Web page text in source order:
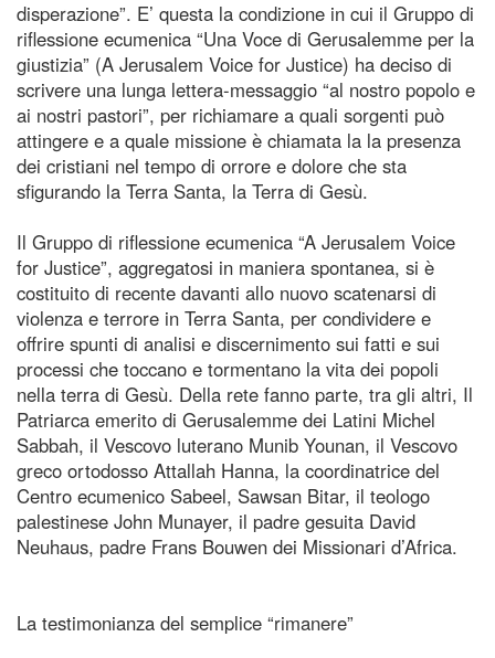
disperazione”. E’ questa la condizione in cui il Gruppo di
riflessione ecumenica “Una Voce di Gerusalemme per la
giustizia” (A Jerusalem Voice for Justice) ha deciso di
scrivere una lunga lettera-messaggio “al nostro popolo e
ai nostri pastori”, per richiamare a quali sorgenti può
attingere e a quale missione è chiamata la la presenza
dei cristiani nel tempo di orrore e dolore che sta
sfigurando la Terra Santa, la Terra di Gesù.
Il Gruppo di riflessione ecumenica “A Jerusalem Voice
for Justice”, aggregatosi in maniera spontanea, si è
costituito di recente davanti allo nuovo scatenarsi di
violenza e terrore in Terra Santa, per condividere e
offrire spunti di analisi e discernimento sui fatti e sui
processi che toccano e tormentano la vita dei popoli
nella terra di Gesù. Della rete fanno parte, tra gli altri, Il
Patriarca emerito di Gerusalemme dei Latini Michel
Sabbah, il Vescovo luterano Munib Younan, il Vescovo
greco ortodosso Attallah Hanna, la coordinatrice del
Centro ecumenico Sabeel, Sawsan Bitar, il teologo
palestinese John Munayer, il padre gesuita David
Neuhaus, padre Frans Bouwen dei Missionari d’Africa.
La testimonianza del semplice “rimanere”